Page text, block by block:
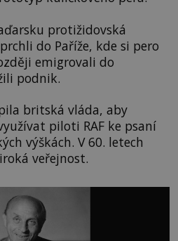
protižidovská
do Paříže, kde si pero
emigrovali do
podnik.
britská vláda, aby
piloti RAF ke psaní
výškách. V 60. letech
veřejnost.